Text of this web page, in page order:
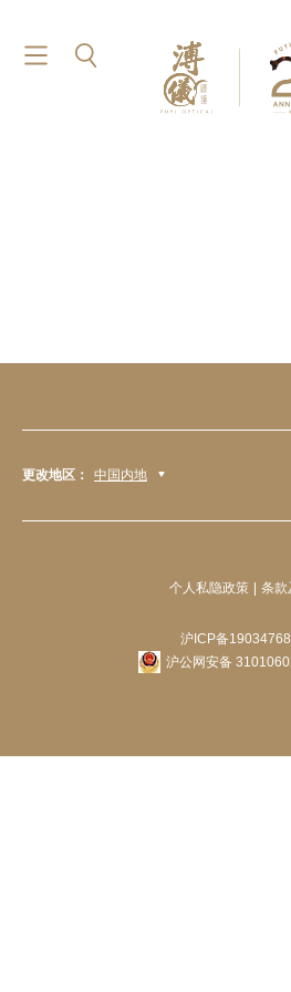
更改地区： 中国内地
个人私隐政策 条款
沪ICP备
沪公网安备